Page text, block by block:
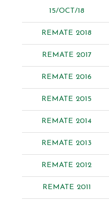
15/OCT/18
REMATE 2018
REMATE 2017
REMATE 2016
REMATE 2015
REMATE 2014
REMATE 2013
REMATE 2012
REMATE 2011